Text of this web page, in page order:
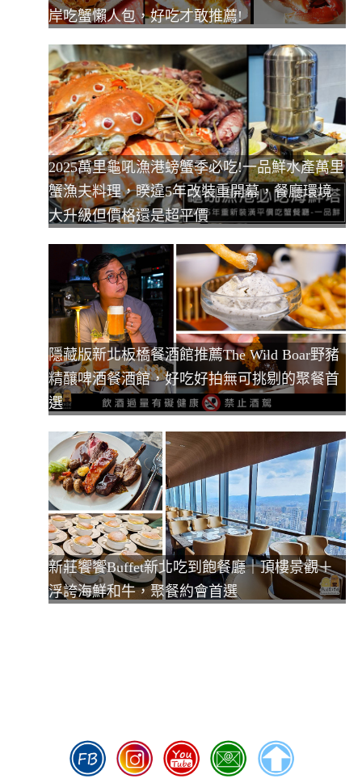
岸吃蟹懶人包，好吃才敢推薦!
2025萬里龜吼漁港螃蟹季必吃!一品鮮水產萬里
蟹漁夫料理，睽違5年改裝重開幕，餐廳環境
大升級但價格還是超平價
隱藏版新北板橋餐酒館推薦The Wild Boar野豬
精釀啤酒餐酒館，好吃好拍無可挑剔的聚餐首
選
新莊饗饗Buffet新北吃到飽餐廳｜頂樓景觀＋
浮誇海鮮和牛，聚餐約會首選